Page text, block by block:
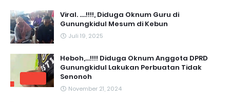
Viral. ....!!!!, Diduga Oknum Guru di
Gunungkidul Mesum di Kebun
Juli 19, 2025
Heboh,...!!!! Diduga Oknum Anggota DPRD
Gunungkidul Lakukan Perbuatan Tidak
Senonoh
November 21, 2024